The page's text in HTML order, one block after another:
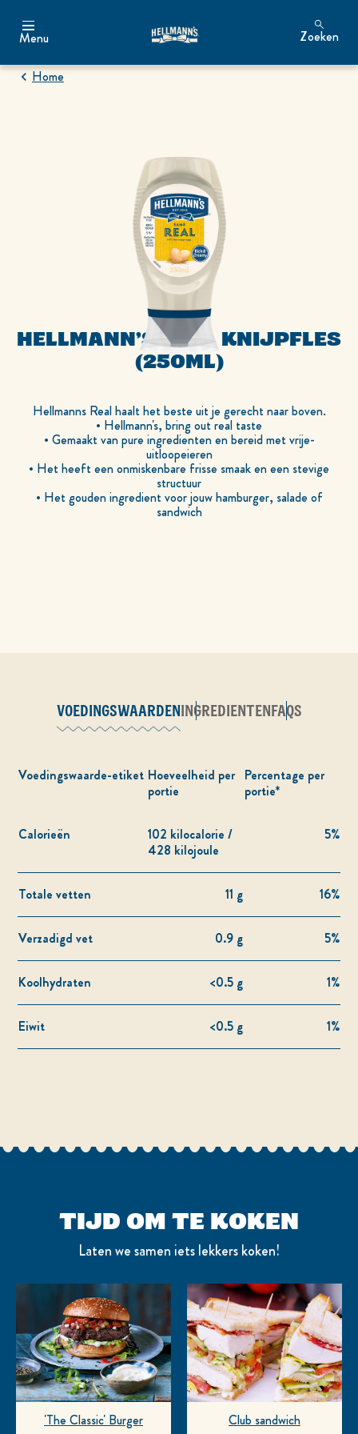
Menu Zoeken
Zoeken
Home
HELLMANN’S REAL KNIJPFLES
(250ML)
Hellmanns Real haalt het beste uit je gerecht naar boven.
• Hellmann's, bring out real taste
• Gemaakt van pure ingredienten en bereid met vrije-
uitloopeieren
• Het heeft een onmiskenbare frisse smaak en een stevige
structuur
• Het gouden ingredient voor jouw hamburger, salade of
sandwich
VOEDINGSWAARDENINGREDIENTENFAQS
Voedingswaarde-etiket Hoeveelheid per
portie
Percentage per
portie*
Calorieën
102 kilocalorie /
428 kilojoule
5%
Totale vetten 11 g 16%
Verzadigd vet 0.9 g 5%
Koolhydraten <0.5 g 1%
Eiwit <0.5 g 1%
TIJD OM TE KOKEN
Laten we samen iets lekkers koken!
'The Classic' Burger Club sandwich